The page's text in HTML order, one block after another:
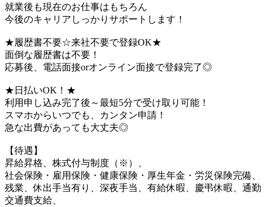
就業後も現在のお仕事はもちろん
今後のキャリアしっかりサポートします！
★履歴書不要☆来社不要で登録OK★
面倒な履歴書は不要！
応募後、電話面接orオンライン面接で登録完了◎
★日払いOK！★
利用申し込み完了後～最短5分で受け取り可能！
スマホからいつでも、カンタン申請！
急な出費があっても大丈夫◎
【待遇】
昇給昇格、株式付与制度（※）、
社会保険・雇用保険・健康保険・厚生年金・労災保険完備、
残業、休出手当有り、深夜手当、有給休暇、慶弔休暇、通勤
交通費支給、